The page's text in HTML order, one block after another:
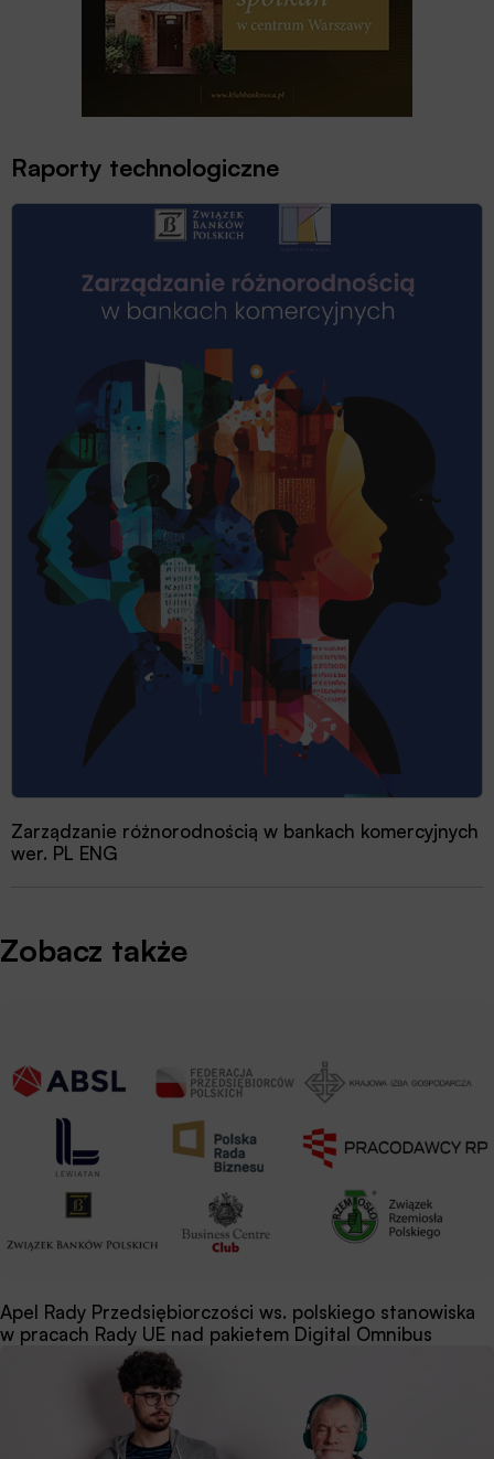
Raporty technologiczne
Zarządzanie różnorodnością w bankach komercyjnych
wer. PL ENG
Zobacz także
Apel Rady Przedsiębiorczości ws. polskiego stanowiska
w pracach Rady UE nad pakietem Digital Omnibus